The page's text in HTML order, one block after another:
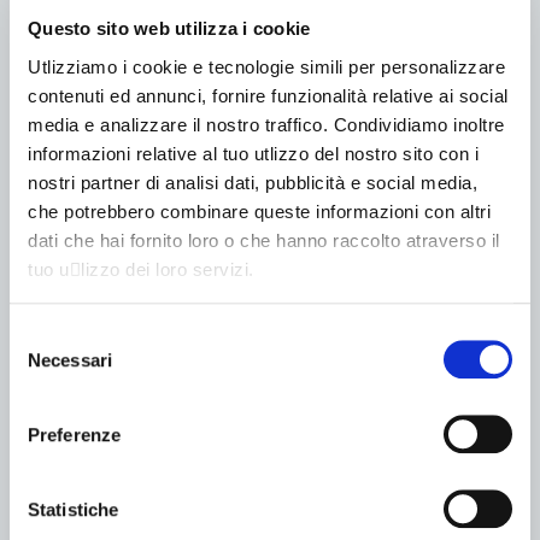
Questo sito web utilizza i cookie
Utlizziamo i cookie e tecnologie simili per personalizzare
contenuti ed annunci, fornire funzionalità relative ai social
media e analizzare il nostro traffico. Condividiamo inoltre
informazioni relative al tuo utlizzo del nostro sito con i
nostri partner di analisi dati, pubblicità e social media,
che potrebbero combinare queste informazioni con altri
dati che hai fornito loro o che hanno raccolto atraverso il
tuo u􀆟lizzo dei loro servizi.
delNecessari
Preferenze
Statistiche
avanzata da diversi costruttori e recepita dalle istituzioni
emissioni di nuova generazione e le seconde con lo
stanziamento di incentivi statali che ricadono sotto
l’insegna dell’Ecobonus 2023. Tra gli scooter […]
Scooter elettrici con
Ecobonus statale e
contributi del Comune di